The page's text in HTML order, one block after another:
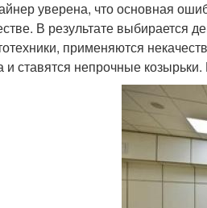
уверена, что основная
В результате выбирается
применяются
и ставятся непрочные